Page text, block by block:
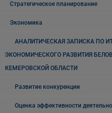
Стратегическое планирование
Экономика
АНАЛИТИЧЕСКАЯ ЗАПИСКА ПО
ЭКОНОМИЧЕСКОГО РАЗВИТИЯ
КЕМЕРОВСКОЙ ОБЛАСТИ
Развитие конкуренции
Оценка эффективности